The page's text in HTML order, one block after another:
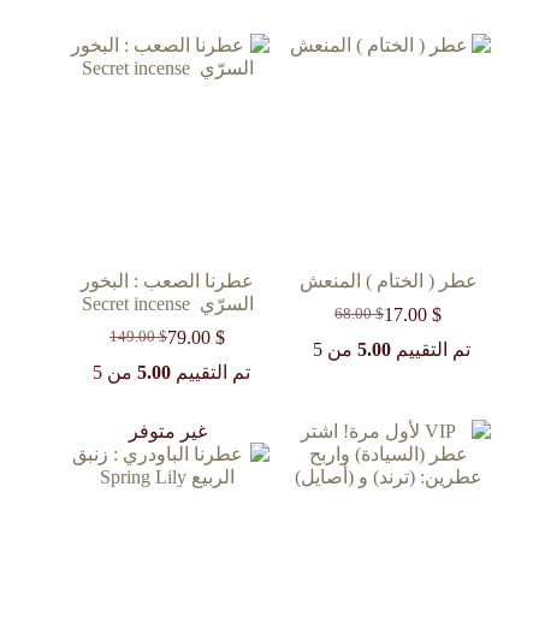
عطر ( الختام ) المنعش
68.00$
السعر
الأصلي
17.00$
السعر
الحالي تم التقييم 5.00من 5
عطرنا الصعب : البخور
السرّي ‏ Secret incense
149.00$
السعر
الأصلي
79.00$
السعر
الحاليتم التقييم5.00 من 5
غير متوفر